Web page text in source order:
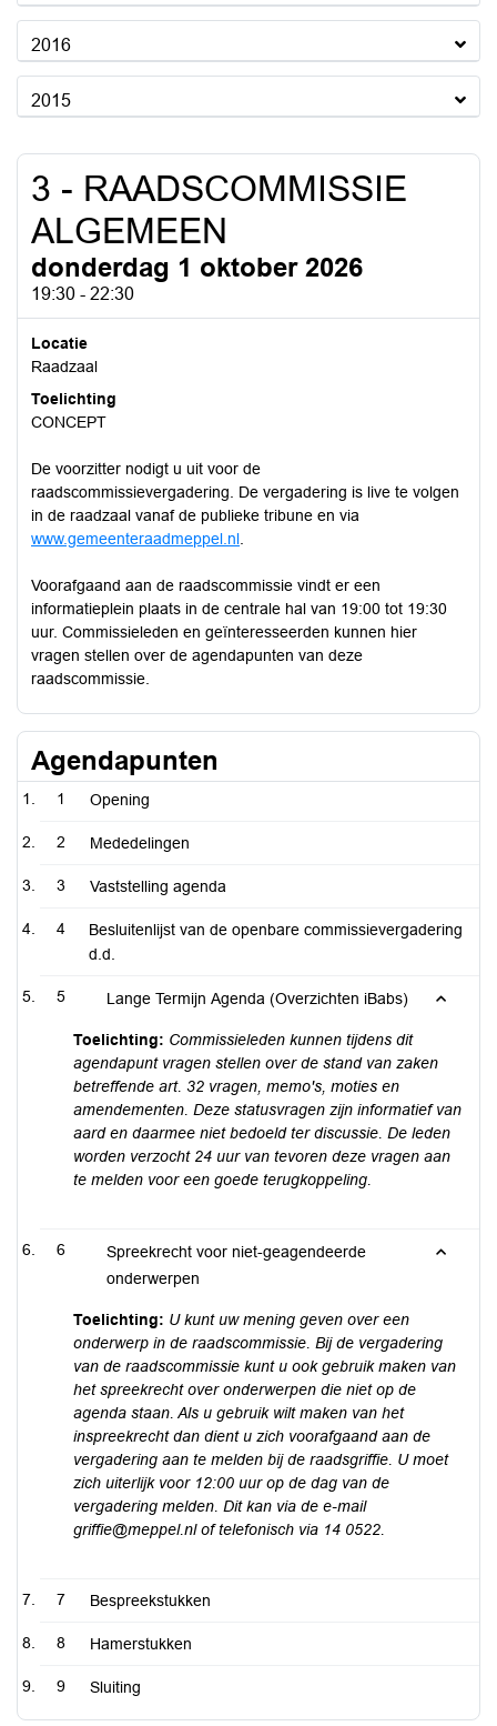
2016
2015
3 - RAADSCOMMISSIE
ALGEMEEN
donderdag 1 oktober 2026
19:30 - 22:30
Locatie
Raadzaal
Toelichting
CONCEPT
De voorzitter nodigt u uit voor de
raadscommissievergadering. De vergadering is live te volgen
in de raadzaal vanaf de publieke tribune en via
www.gemeenteraadmeppel.nl
Voorafgaand aan de raadscommissie vindt er een
informatieplein plaats in de centrale hal van 19:00 tot 19:30
uur. Commissieleden en geïnteresseerden kunnen hier
vragen stellen over de agendapunten van deze
raadscommissie.
Agendapunten
1 Opening
2 Mededelingen
3 Vaststelling agenda
4
Besluitenlijst van de openbare commissievergadering
d.d.
5 Lange Termijn Agenda (Overzichten iBabs)
Toelichting: Commissieleden kunnen tijdens dit
agendapunt vragen stellen over de stand van zaken
betreffende art. 32 vragen, memo's, moties en
amendementen. Deze statusvragen zijn informatief van
aard en daarmee niet bedoeld ter discussie. De leden
worden verzocht 24 uur van tevoren deze vragen aan
te melden voor een goede terugkoppeling.
6
Spreekrecht voor niet-geagendeerde
onderwerpen
Toelichting: U kunt uw mening geven over een
onderwerp in de raadscommissie. Bij de vergadering
van de raadscommissie kunt u ook gebruik maken van
het spreekrecht over onderwerpen die niet op de
agenda staan. Als u gebruik wilt maken van het
inspreekrecht dan dient u zich voorafgaand aan de
vergadering aan te melden bij de raadsgriffie. U moet
zich uiterlijk voor 12:00 uur op de dag van de
vergadering melden. Dit kan via de e-mail
griffie@meppel.nl of telefonisch via 14 0522.
7 Bespreekstukken
8 Hamerstukken
9 Sluiting